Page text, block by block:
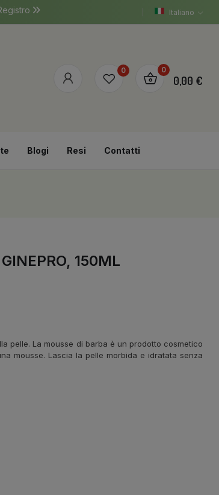
Italiano
0 0
0,00 €
Blogi Resi Contatti
150ML
pelle. La mousse di barba è un prodotto cosmetico
mousse. Lascia la pelle morbida e idratata senza